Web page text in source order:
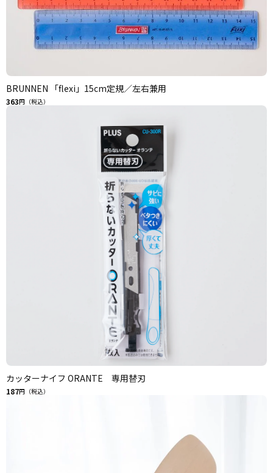
BRUNNEN 「flexi」15cm定規／左右兼用
363円（税込）
カッターナイフ ORANTE 専用替刃
187円（税込）